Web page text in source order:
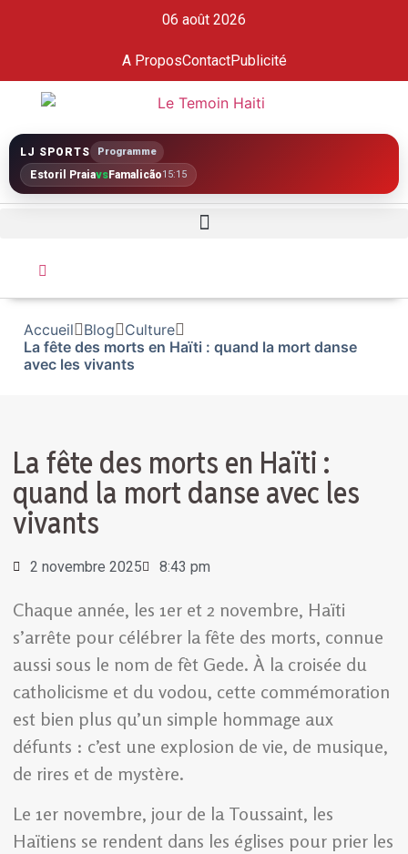
06 août 2026
A ProposContactPublicité
LJ SPORTS Programme
Estoril PraiavsFamalicão15:15
Accueil Blog
Culture
La fête des morts en Haïti : quand la mort danse
avec les vivants
La fête des morts en Haïti :
quand la mort danse avec les
vivants
2 novembre 2025 8:43 pm
Chaque année, les 1er et 2 novembre, Haïti
s’arrête pour célébrer la fête des morts, connue
aussi sous le nom de fèt Gede. À la croisée du
catholicisme et du vodou, cette commémoration
est bien plus qu’un simple hommage aux
défunts : c’est une explosion de vie, de musique,
de rires et de mystère.
Le 1er novembre, jour de la Toussaint, les
Haïtiens se rendent dans les églises pour prier les